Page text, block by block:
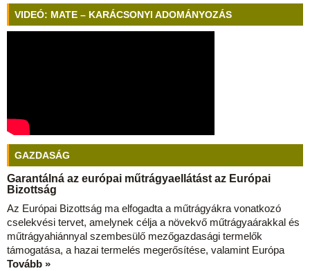
VIDEÓ: MATE – KARÁCSONYI ADOMÁNYOZÁS
GAZDASÁG
Garantálná az európai műtrágyaellátást az Európai
Bizottság
Az Európai Bizottság ma elfogadta a műtrágyákra vonatkozó
cselekvési tervet, amelynek célja a növekvő műtrágyaárakkal és
műtrágyahiánnyal szembesülő mezőgazdasági termelők
támogatása, a hazai termelés megerősítése, valamint Európa
Tovább »